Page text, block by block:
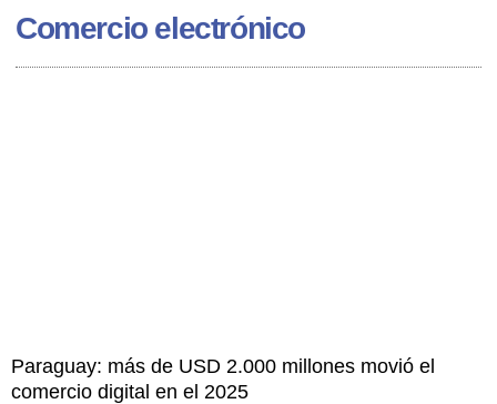
Comercio electrónico
Paraguay: más de USD 2.000 millones movió el
comercio digital en el 2025